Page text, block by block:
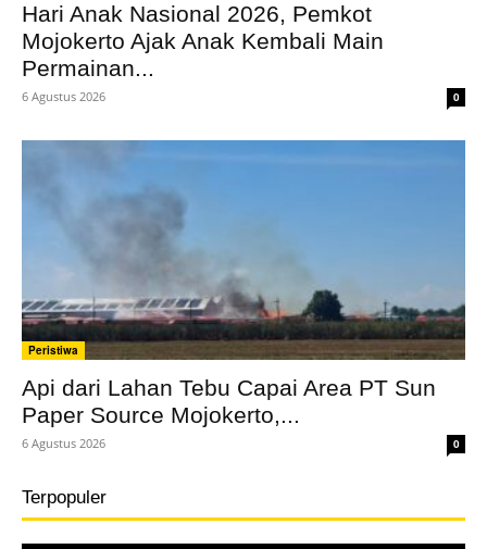
Hari Anak Nasional 2026, Pemkot
Mojokerto Ajak Anak Kembali Main
Permainan...
6 Agustus 2026 0
Peristiwa
Api dari Lahan Tebu Capai Area PT Sun
Paper Source Mojokerto,...
6 Agustus 2026 0
Terpopuler